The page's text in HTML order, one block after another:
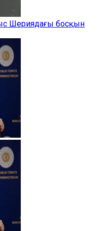
Шериядағы босқын